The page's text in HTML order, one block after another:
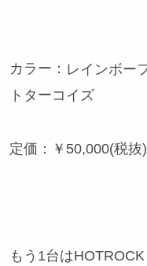
カラー： レインボー
トターコイズ
定価：￥50,000(税抜)
もう1台は